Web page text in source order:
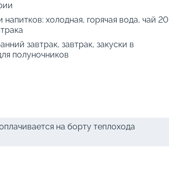
холодная, горячая вода, чай 20
завтрак, завтрак, закуски в
полуночников
на борту теплохода